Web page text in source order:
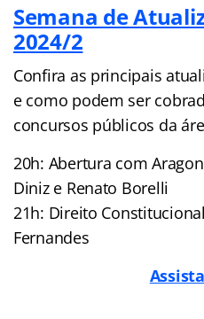
Semana de
2024/2
Confira as principais
e como podem ser
concursos públicos da
20h: Abertura com
Diniz e Renato Borelli
21h: Direito
Fernandes